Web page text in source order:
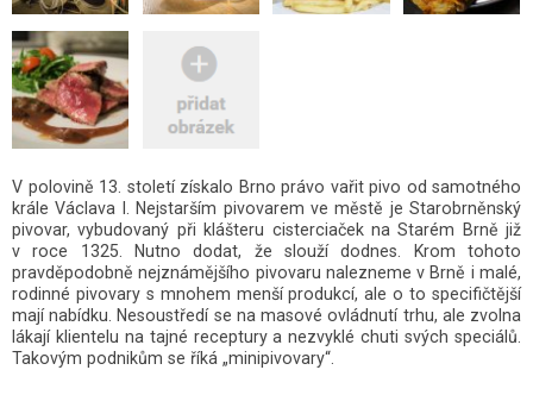
V polovině 13. století získalo Brno právo vařit pivo od samotného
krále Václava I. Nejstarším pivovarem ve městě je Starobrněnský
pivovar, vybudovaný při klášteru cisterciaček na Starém Brně již
v roce 1325. Nutno dodat, že slouží dodnes. Krom tohoto
pravděpodobně nejznámějšího pivovaru nalezneme v Brně i malé,
rodinné pivovary s mnohem menší produkcí, ale o to specifičtější
mají nabídku. Nesoustředí se na masové ovládnutí trhu, ale zvolna
lákají klientelu na tajné receptury a nezvyklé chuti svých speciálů.
Takovým podnikům se říká „minipivovary“.